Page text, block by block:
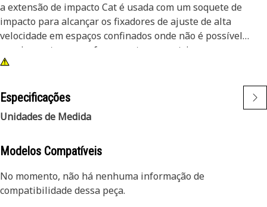
a extensão de impacto Cat é usada com um soquete de
impacto para alcançar os fixadores de ajuste de alta
velocidade em espaços confinados onde não é possível
encaixar catracas ou ferramentas operatrizes.
• Chave de 1/2 pol, extensão de impacto de aço de 5 pol
• Tem um projeto de pino para fixação em soquetes
• Acabamento em óxido preto
Especificações
Unidades de Medida
Modelos Compatíveis
No momento, não há nenhuma informação de
compatibilidade dessa peça.